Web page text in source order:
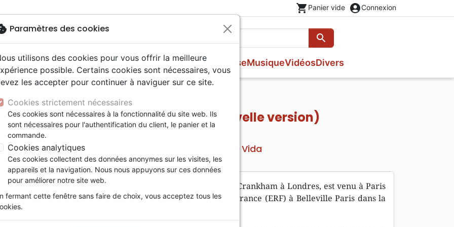
shopping_cart Panier vide account_circleConnexion
search
Rechercher
NouveautésBibles
courant
fondamental
Autres versions
Bibles d'étude
Bibles audio
Nouveaux Testaments
Livres
sectes
adoration, louange
Famille, couple
Personne, santé
Ethique, société, politique
Religions
Bandes dessinées
Livres cadeaux
Jeunesse
ans
Adolescents, jeunes
Enseignement jeunesse
Musique
de fête
Recueils et partitions
Vidéos
reportages
animés
Concerts, spectacles
Divers
Willow Tree
Objets cadeaux
Jeux
Fourres de Bible
L'EGLISE (VERS UNE VISION RENOUVELEE)
Une passion pour l'église (nouvelle version)
Référence Vida
Description Détails du produit
L’auteur après 10 ans de pastorat à l’église de Crankham à Londres, est venu à Paris
pour être le pasteur de l’Eglise Réformée de France (ERF) à Belleville Paris dans la
Paramètres des cookies
utilisons des cookies pour vous offrir la meilleure
possible. Certains cookies sont nécessaires, vous
les accepter pour continuer à naviguer sur ce site.
Cookies strictement nécessaires
Ces cookies sont nécessaires à la fonctionnalité du site web. Ils
sont nécessaires pour l'authentification du client, le panier et la
commande.
Cookies analytiques
Ces cookies collectent des données anonymes sur les visites, les
appareils et la navigation. Nous nous appuyons sur ces données
pour améliorer notre site web.
fermant cette fenêtre sans faire de choix, vous acceptez tous les